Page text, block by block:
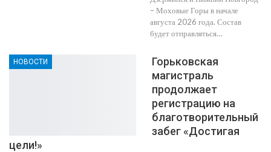
– Моховые Горы в начале
августа 2026 года. Состав
будет отправляться…
НОВОСТИ
Горьковская
магистраль
продолжает
регистрацию на
благотворительный
забег «Достигая
цели!»